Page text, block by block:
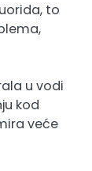
to
u vodi
kod
veće